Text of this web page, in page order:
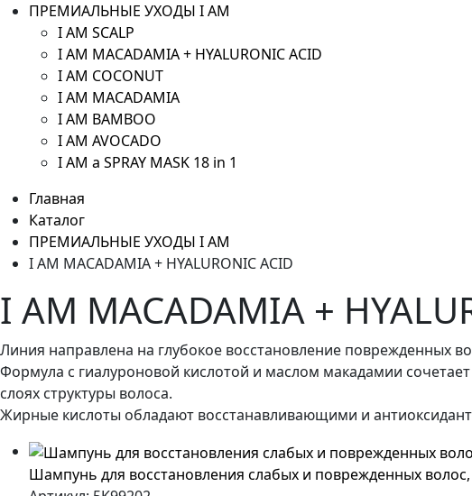
ПРЕМИАЛЬНЫЕ УХОДЫ I AM
I AM SCALP
I AM MACADAMIA + HYALURONIC ACID
I AM COCONUT
I AM MACADAMIA
I AM BAMBOO
I AM AVOCADO
I AM a SPRAY MASK 18 in 1
Главная
Каталог
ПРЕМИАЛЬНЫЕ УХОДЫ I AM
I AM MACADAMIA + HYALURONIC ACID
I AM MACADAMIA +
Линия направлена на глубокое восстановление поврежденных
Формула с гиалуроновой кислотой и маслом макадамии
слоях структуры волоса.
Жирные кислоты обладают восстанавливающими и
Шампунь для восстановления слабых и поврежденных